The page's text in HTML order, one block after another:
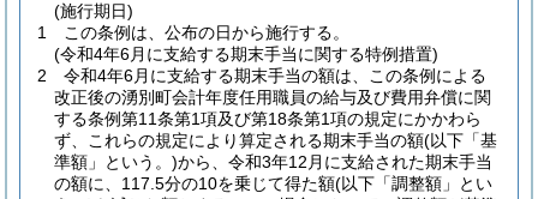
(施行期日)
1
この条例は、公布の日から施行する。
(令和4年6月に支給する期末手当に関する特例措置)
2
令和4年6月に支給する期末手当の額は、この条例による
改正後の湧別町会計年度任用職員の給与及び費用弁償に関
する条例第11条第1項及び第18条第1項の規定にかかわら
ず、これらの規定により算定される期末手当の額(以下「基
準額」という。)から、令和3年12月に支給された期末手当
の額に、117.5分の10を乗じて得た額(以下「調整額」とい